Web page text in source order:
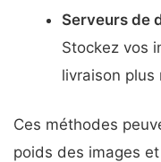
Serveurs de
Stockez vos
livraison plus
Ces méthodes
poids des images